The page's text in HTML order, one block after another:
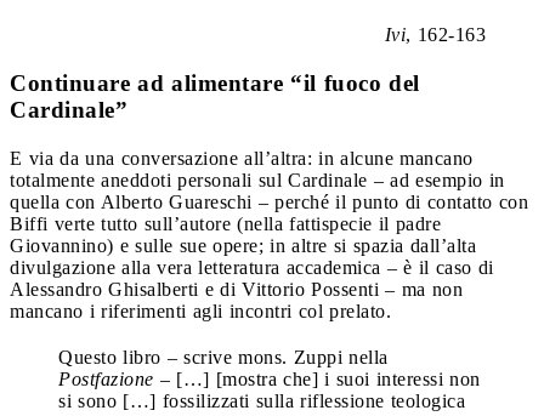
Ivi, 162-163
Continuare ad alimentare “il fuoco del
Cardinale”
E via da una conversazione all’altra: in alcune mancano
totalmente aneddoti personali sul Cardinale – ad esempio in
quella con Alberto Guareschi – perché il punto di contatto con
Biffi verte tutto sull’autore (nella fattispecie il padre
Giovannino) e sulle sue opere; in altre si spazia dall’alta
divulgazione alla vera letteratura accademica – è il caso di
Alessandro Ghisalberti e di Vittorio Possenti – ma non
mancano i riferimenti agli incontri col prelato.
Questo libro – scrive mons. Zuppi nella
Postfazione – […] [mostra che] i suoi interessi non
si sono […] fossilizzati sulla riflessione teologica